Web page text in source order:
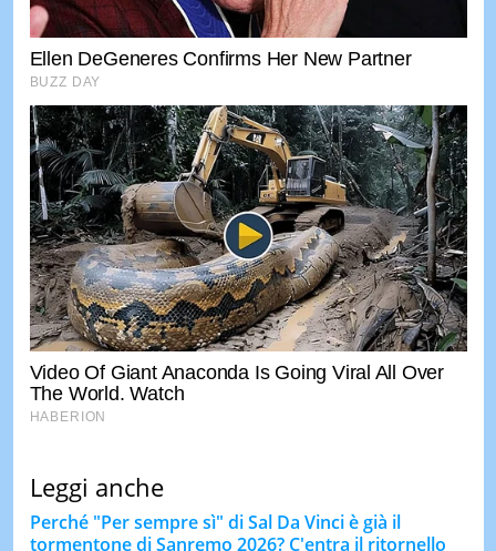
Leggi anche
Perché "Per sempre sì" di Sal Da Vinci è già il
tormentone di Sanremo 2026? C'entra il ritornello